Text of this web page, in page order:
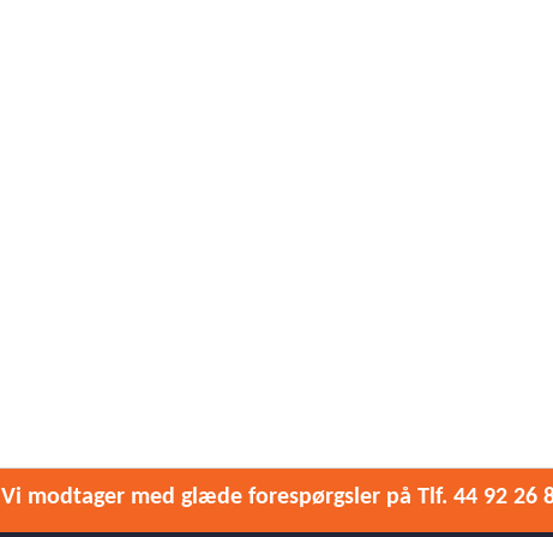
Vi modtager med glæde forespørgsler på Tlf. 44 92 26